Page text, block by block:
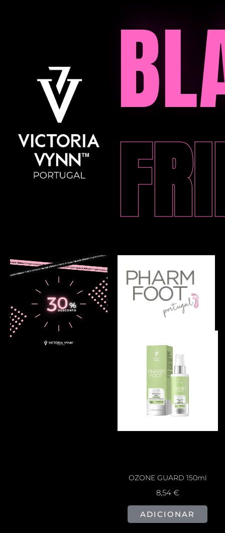
OZONE GUARD 150ml
8,54 €
ADICIONAR